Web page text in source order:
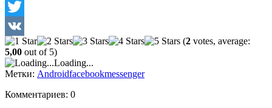
Facebook
Twitter
VK
(2 votes, average:
5,00 out of 5)
Loading...
Метки: Androidfacebookmessenger
Комментариев: 0